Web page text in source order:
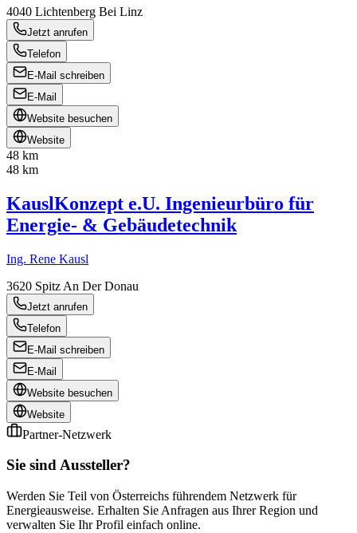
4040 Lichtenberg Bei Linz
Jetzt anrufen
Telefon
E-Mail schreiben
E-Mail
Website besuchen
Website
48 km
48 km
KauslKonzept e.U. Ingenieurbüro für
Energie- & Gebäudetechnik
Ing. Rene Kausl
3620 Spitz An Der Donau
Jetzt anrufen
Telefon
E-Mail schreiben
E-Mail
Website besuchen
Website
Partner-Netzwerk
Sie sind Aussteller?
Werden Sie Teil von Österreichs führendem Netzwerk für
Energieausweise. Erhalten Sie Anfragen aus Ihrer Region und
verwalten Sie Ihr Profil einfach online.